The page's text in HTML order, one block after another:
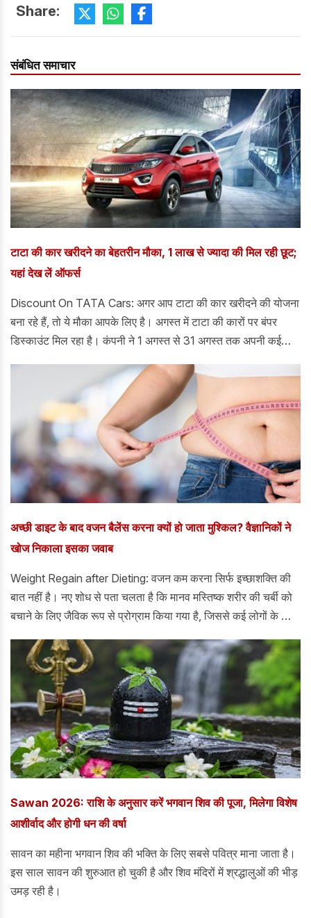
Share:
संबंधित समाचार
टाटा की कार खरीदने का बेहतरीन मौका, 1 लाख से ज्यादा की मिल रही छूट;
यहां देख लें ऑफर्स
Discount On TATA Cars: अगर आप टाटा की कार खरीदने की योजना
बना रहे हैं, तो ये मौका आपके लिए है। अगस्त में टाटा की कारों पर बंपर
डिस्काउंट मिल रहा है। कंपनी ने 1 अगस्त से 31 अगस्त तक अपनी कई
अच्छी डाइट के बाद वजन बैलेंस करना क्यों हो जाता मुश्किल? वैज्ञानिकों ने
खोज निकाला इसका जवाब
Weight Regain after Dieting: वजन कम करना सिर्फ इच्छाशक्ति की
बात नहीं है। नए शोध से पता चलता है कि मानव मस्तिष्क शरीर की चर्बी को
बचाने के लिए जैविक रूप से प्रोग्राम किया गया है, जिससे कई लोगों के लिए
Sawan 2026: राशि के अनुसार करें भगवान शिव की पूजा, मिलेगा विशेष
आशीर्वाद और होगी धन की वर्षा
सावन का महीना भगवान शिव की भक्ति के लिए सबसे पवित्र माना जाता है।
इस साल सावन की शुरुआत हो चुकी है और शिव मंदिरों में श्रद्धालुओं की भीड़
उमड़ रही है।